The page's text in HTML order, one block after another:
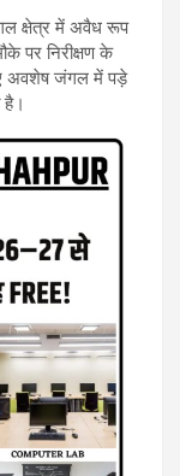
क्षेत्र में अवैध रूप
पर निरीक्षण के
अवशेष जंगल में पड़े
है।